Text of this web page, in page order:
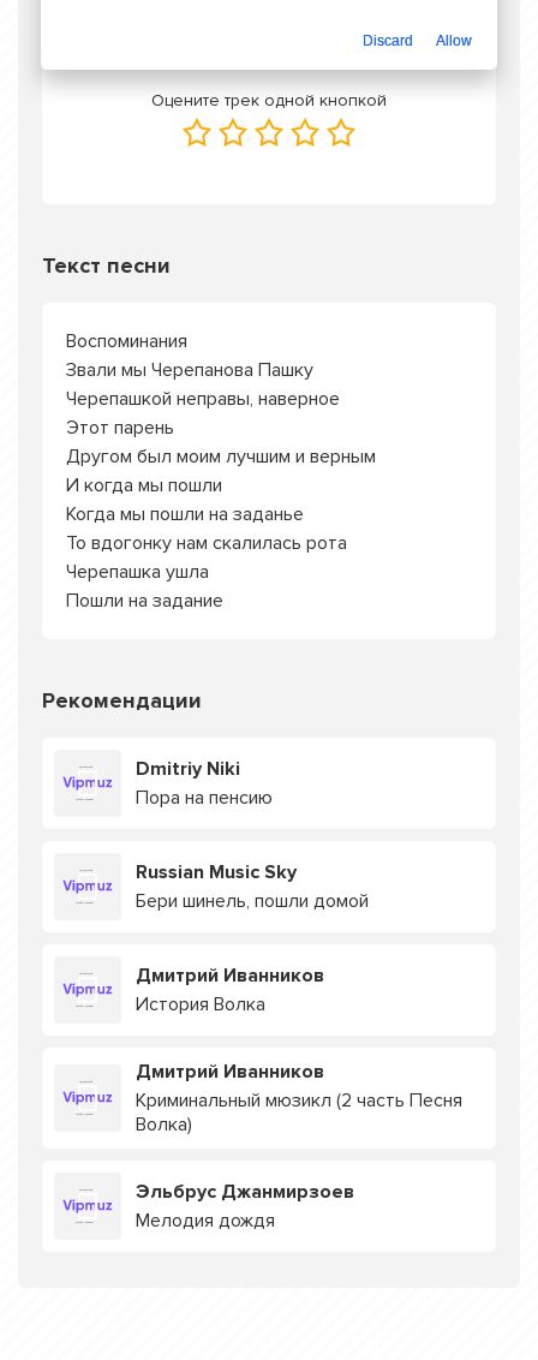
Оцените трек одной кнопкой
Текст песни
Воспоминания
Звали мы Черепанова Пашку
Черепашкой неправы, наверное
Этот парень
Другом был моим лучшим и верным
И когда мы пошли
Когда мы пошли на заданье
То вдогонку нам скалилась рота
Черепашка ушла
Пошли на задание
Рекомендации
Dmitriy Niki
Пора на пенсию
Russian Music Sky
Бери шинель, пошли домой
Дмитрий Иванников
История Волка
Дмитрий Иванников
Криминальный мюзикл (2 часть Песня
Волка)
Эльбрус Джанмирзоев
Мелодия дождя
Discard Allow